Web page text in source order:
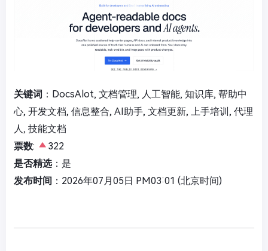
关键词 ：DocsAlot, 文档管理, 人工智能, 知识库, 帮助中
心, 开发文档, 信息整合, AI助手, 文档更新, 上手培训, 代理
人, 技能文档
票数:
322
是否精选：是
发布时间 ：2026年07月05日 PM03:01 (北京时间)